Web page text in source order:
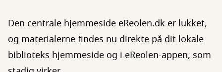
Den centrale hjemmeside eReolen.dk er lukket,
og materialerne findes nu direkte på dit lokale
biblioteks hjemmeside og i eReolen-appen, som